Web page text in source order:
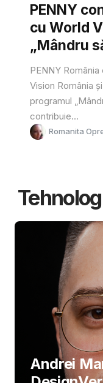
PENNY
cu World
„Mândru
PENNY
Vision România
programul
contribuie...
Romanita
Andrei